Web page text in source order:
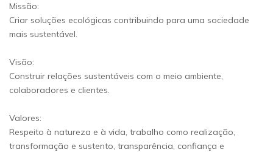
Missão:
Criar soluções ecológicas contribuindo para uma sociedade
mais sustentável.
Visão:
Construir relações sustentáveis com o meio ambiente,
colaboradores e clientes.
Valores:
Respeito à natureza e à vida, trabalho como realização,
transformação e sustento, transparência, confiança e